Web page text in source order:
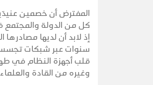
المفترض أن خصمين
كل من الدولة والمجتمع
إذ لابد أن لديها
سنوات عبر شبكات تجسس
قلب أجهزة النظام في
وغيره من القادة والعلماء